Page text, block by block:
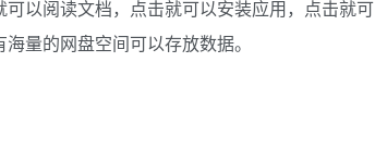
以阅读文档，点击就可以安装应用，点击就可
量的网盘空间可以存放数据。